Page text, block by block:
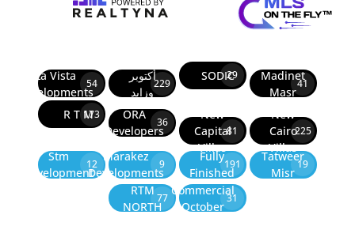
Madinet
Masr
41
SODIC
29
أكتوبر
وزايد
229
La Vista
Developments
54
New
Cairo
Villas
225
New
Capital
Villas
81
ORA
Developers
36
R T M
173
Tatweer
Misr
19
Fully
Finished
191
Marakez
Developments
9
Stm
Development
12
Commercial
October
31
RTM
NORTH
77